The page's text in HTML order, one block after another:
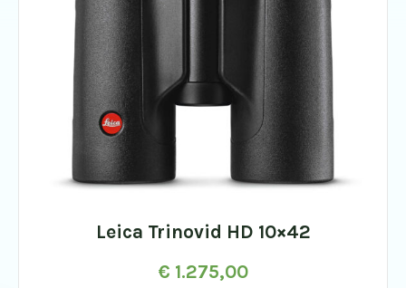
Leica Trinovid HD 10×42
€ 1.275,00